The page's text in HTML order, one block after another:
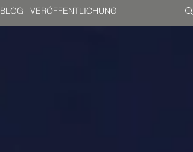
BLOG | VERÖFFENTLICHUNG